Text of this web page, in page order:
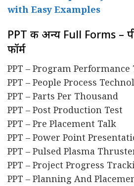
with Easy Examples
PPT की अन्य Full Forms –
फॉर्म
PPT – Program Performance
PPT – People Process
PPT – Parts Per Thousand
PPT – Post Production Test
PPT – Pre Placement Talk
PPT – Power Point
PPT – Pulsed Plasma
PPT – Project Progress
PPT – Planning And